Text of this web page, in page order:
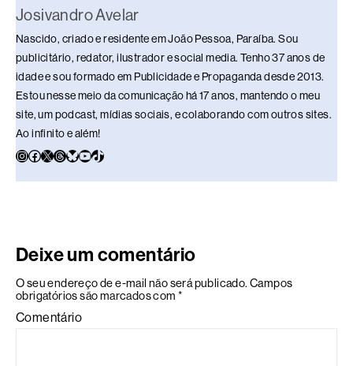
Josivandro Avelar
Nascido, criado e residente em João Pessoa, Paraíba. Sou
publicitário, redator, ilustrador e social media. Tenho 37 anos de
idade e sou formado em Publicidade e Propaganda desde 2013.
Estou nesse meio da comunicação há 17 anos, mantendo o meu
site, um podcast, mídias sociais, e colaborando com outros sites.
Ao infinito e além!
Deixe um comentário
O seu endereço de e-mail não será publicado. Campos
obrigatórios são marcados com *
Comentário